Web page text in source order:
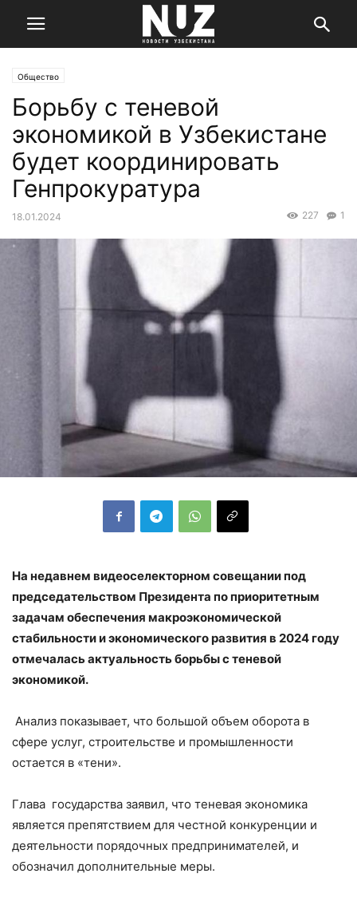
Общество
Борьбу с теневой
экономикой в Узбекистане
будет координировать
Генпрокуратура
18.01.2024 1
227
На недавнем видеоселекторном совещании под
председательством Президента по приоритетным
задачам обеспечения макроэкономической
стабильности и экономического развития в 2024 году
отмечалась актуальность борьбы с теневой
экономикой.
Анализ показывает, что большой объем оборота в
сфере услуг, строительстве и промышленности
остается в «тени».
Глава государства заявил, что теневая экономика
является препятствием для честной конкуренции и
деятельности порядочных предпринимателей, и
обозначил дополнительные меры.